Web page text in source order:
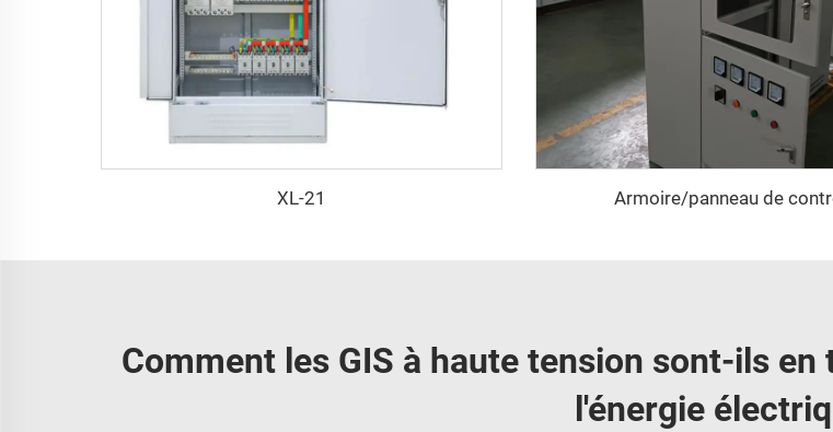
XL-21 Armoire/panneau de
Comment les GIS à haute tension sont-ils
l'énergie